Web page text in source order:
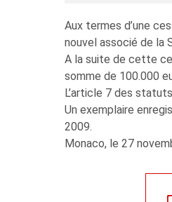
Aux termes d’une
nouvel associé de la
A la suite de cette
somme de 100.000
L’article 7 des
Un exemplaire
2009.
Monaco, le 27